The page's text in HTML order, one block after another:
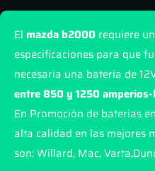
El mazda b2000 requiere
especificaciones para que
necesaria una batería de
entre 850 y 1250
En Promoción de baterías
alta calidad en las mejores
son: Willard, Mac,